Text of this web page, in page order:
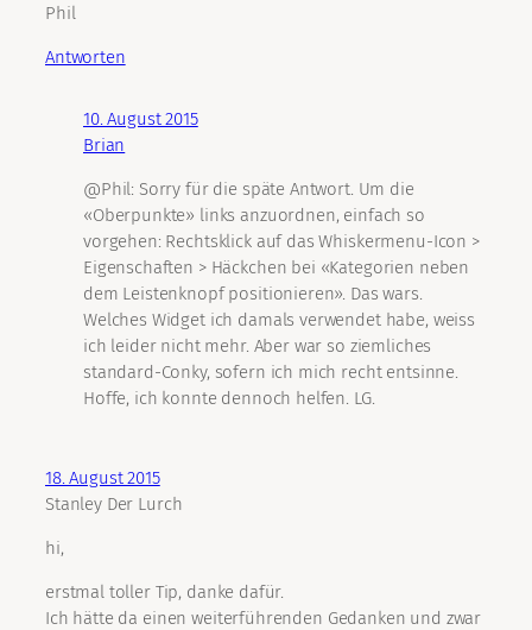
Phil
Antworten
10. August 2015
Brian
@Phil: Sorry für die späte Antwort. Um die
«Oberpunkte» links anzuordnen, einfach so
vorgehen: Rechtsklick auf das Whiskermenu-Icon >
Eigenschaften > Häckchen bei «Kategorien neben
dem Leistenknopf positionieren». Das wars.
Welches Widget ich damals verwendet habe, weiss
ich leider nicht mehr. Aber war so ziemliches
standard-Conky, sofern ich mich recht entsinne.
Hoffe, ich konnte dennoch helfen. LG.
18. August 2015
Stanley Der Lurch
hi,
erstmal toller Tip, danke dafür.
Ich hätte da einen weiterführenden Gedanken und zwar